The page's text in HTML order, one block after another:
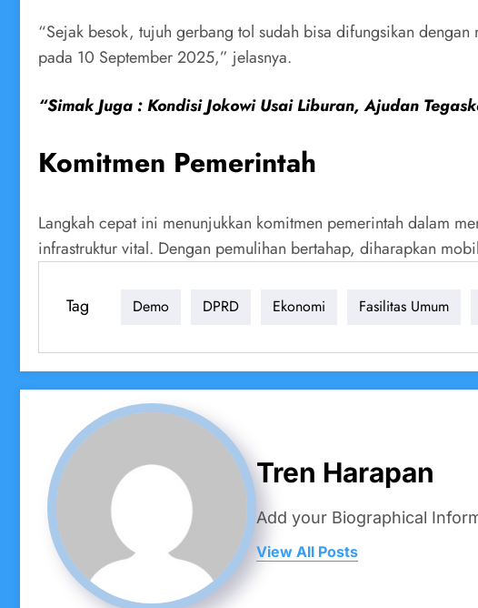
“Sejak besok, tujuh gerbang tol sudah bisa difungsikan
pada 10 September 2025,” jelasnya.
“Simak Juga : Kondisi Jokowi Usai Liburan, Ajudan
Komitmen Pemerintah
Langkah cepat ini menunjukkan komitmen pemerintah dalam
infrastruktur vital. Dengan pemulihan bertahap, diharapkan
Tag Demo DPRD Ekonomi Fasilitas Umum
Tren Harapan
Add your Biographical
View All Posts